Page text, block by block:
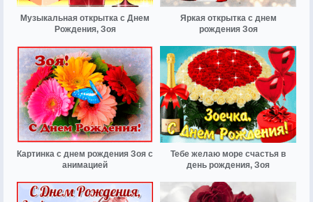
Музыкальная открытка с Днем
Рождения, Зоя
Яркая открытка с днем
рождения Зоя
Картинка с днем рождения Зоя с
анимацией
Тебе желаю море счастья в
день рождения, Зоя